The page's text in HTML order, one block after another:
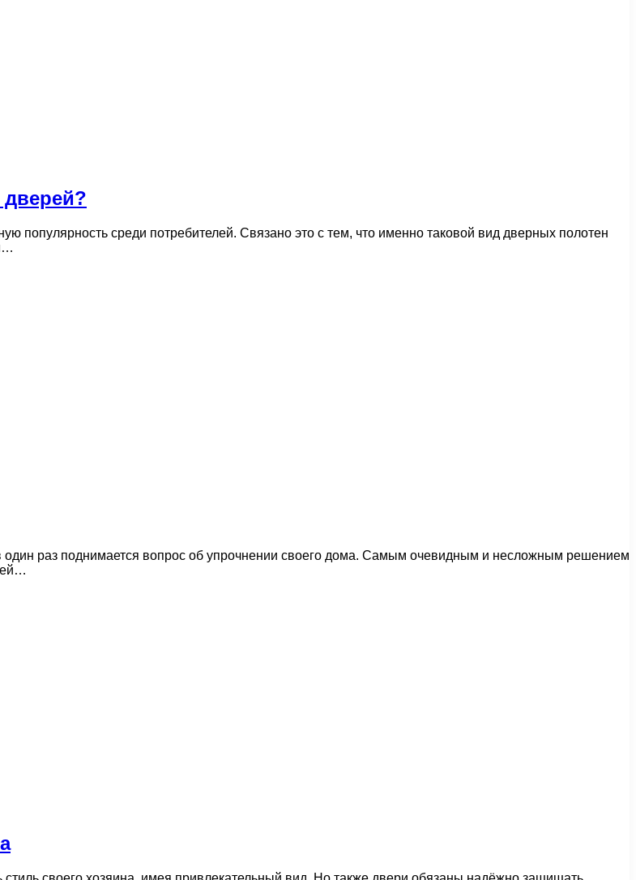
дверей?
популярность среди потребителей. Связано это с тем, что именно таковой вид дверных полотен
один раз поднимается вопрос об упрочнении своего дома. Самым очевидным и несложным решением